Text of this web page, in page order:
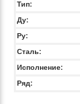
Тип:
Ду:
Ру:
Сталь:
Исполнение:
Ряд: